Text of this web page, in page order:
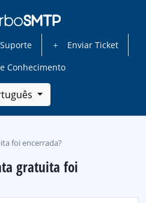
Enviar Ticket
Conhecimento
foi encerrada?
gratuita foi